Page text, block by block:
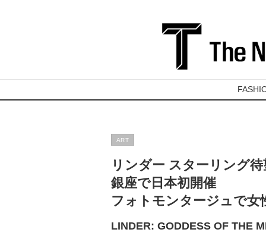
ART
リンダー スターリング
銀座で日本初開催
フォトモンタージュで女
LINDER: GODDESS OF THE